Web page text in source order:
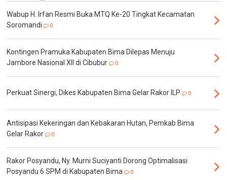
Wabup H. Irfan Resmi Buka MTQ Ke-20 Tingkat Kecamatan
Soromandi
0
Kontingen Pramuka Kabupaten Bima Dilepas Menuju
Jambore Nasional XII di Cibubur
0
Perkuat Sinergi, Dikes Kabupaten Bima Gelar Rakor ILP 0
Antisipasi Kekeringan dan Kebakaran Hutan, Pemkab Bima
Gelar Rakor
0
Rakor Posyandu, Ny. Murni Suciyanti Dorong Optimalisasi
Posyandu 6 SPM di Kabupaten Bima
0